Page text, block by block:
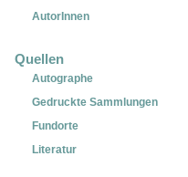
AutorInnen
Quellen
Autographe
Gedruckte Sammlungen
Fundorte
Literatur